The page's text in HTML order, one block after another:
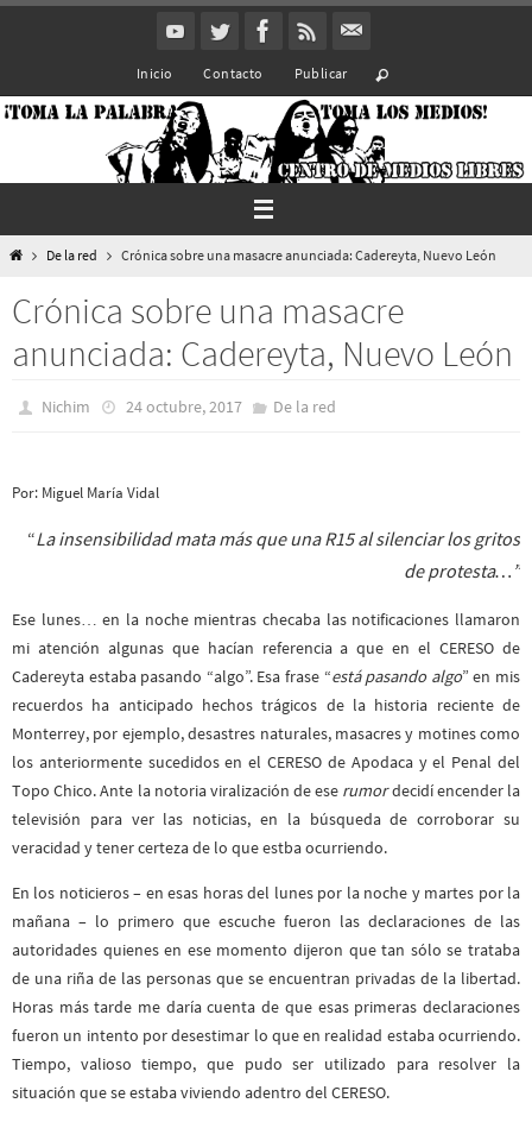
Inicio Contacto Publicar
InicioDe la red Crónica sobre una masacre anunciada: Cadereyta, Nuevo León
Crónica sobre una masacre
anunciada: Cadereyta, Nuevo León
Nichim 24 octubre, 2017 De la red
Por: Miguel María Vidal
“La insensibilidad mata más que una R15 al silenciar los gritos
de protesta…”
Ese lunes… en la noche mientras checaba las notificaciones llamaron
mi atención algunas que hacían referencia a que en el CERESO de
Cadereyta estaba pasando “algo”. Esa frase “está pasando algo” en mis
recuerdos ha anticipado hechos trágicos de la historia reciente de
Monterrey, por ejemplo, desastres naturales, masacres y motines como
los anteriormente sucedidos en el CERESO de Apodaca y el Penal del
Topo Chico. Ante la notoria viralización de ese rumordecidí encender la
televisión para ver las noticias, en la búsqueda de corroborar su
veracidad y tener certeza de lo que estba ocurriendo.
En los noticieros – en esas horas del lunes por la noche y martes por la
mañana – lo primero que escuche fueron las declaraciones de las
autoridades quienes en ese momento dijeron que tan sólo se trataba
de una riña de las personas que se encuentran privadas de la libertad.
Horas más tarde me daría cuenta de que esas primeras declaraciones
fueron un intento por desestimar lo que en realidad estaba ocurriendo.
Tiempo, valioso tiempo, que pudo ser utilizado para resolver la
situación que se estaba viviendo adentro del CERESO.